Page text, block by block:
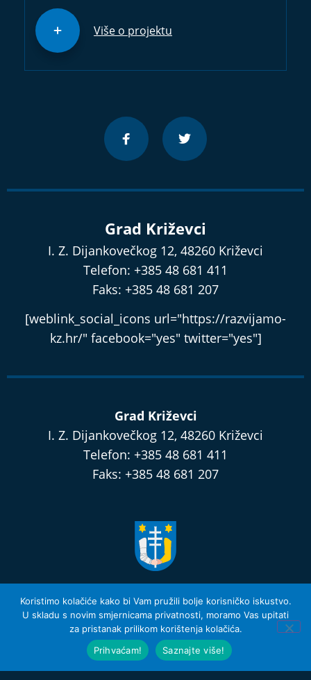
Više o projektu
Grad Križevci
I. Z. Dijankovečkog 12, 48260 Križevci
Telefon: +385 48 681 411
Faks: +385 48 681 207
[weblink_social_icons url="https://razvijamo-
kz.hr/" facebook="yes" twitter="yes"]
Grad Križevci
I. Z. Dijankovečkog 12, 48260 Križevci
Telefon: +385 48 681 411
Faks: +385 48 681 207
razvijamo.krizevci.hr
Izjava o privatnosti i Uvjeti Korištenja
© 2026 Grad Križevci
Koristimo kolačiće kako bi Vam pružili bolje korisničko iskustvo.
U skladu s novim smjernicama privatnosti, moramo Vas upitati
za pristanak prilikom korištenja kolačića.
Prihvaćam!
Saznajte više!